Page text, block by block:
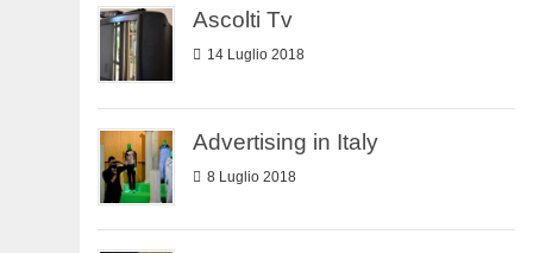
Ascolti Tv
14 Luglio 2018
Advertising in Italy
8 Luglio 2018